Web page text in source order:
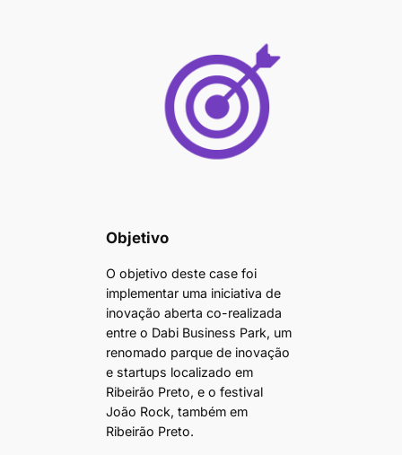
Objetivo
O objetivo deste case foi
implementar uma iniciativa de
inovação aberta co-realizada
entre o Dabi Business Park, um
renomado parque de inovação
e startups localizado em
Ribeirão Preto, e o festival
João Rock, também em
Ribeirão Preto.